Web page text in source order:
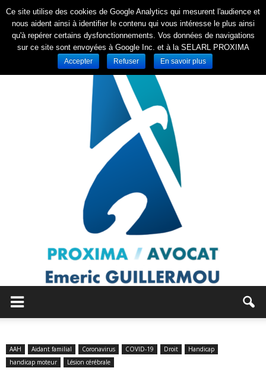
AAH Aidant familial Coronavirus COVID-19 Droit
Handicap
handicap moteur
Lésion cérébrale
Ce site utilise des cookies de Google Analytics qui mesurent l'audience et
nous aident ainsi à identifier le contenu qui vous intéresse le plus ainsi
qu'à repérer certains dysfonctionnements. Vos données de navigations
sur ce site sont envoyées à Google Inc. et à la SELARL PROXIMA
Accepter Refuser En savoir plus